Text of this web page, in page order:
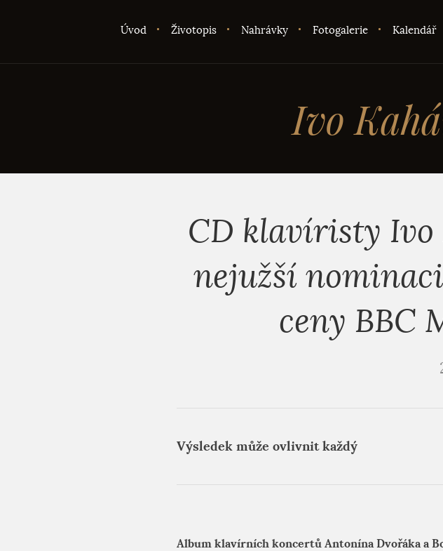
Úvod Životopis Nahrávky Fotogalerie Kalendář
Ivo
CD klavíristy Ivo
nejužší
ceny BBC
Výsledek může ovlivnit každý
Album klavírních koncertů Antonína Dvořáka a